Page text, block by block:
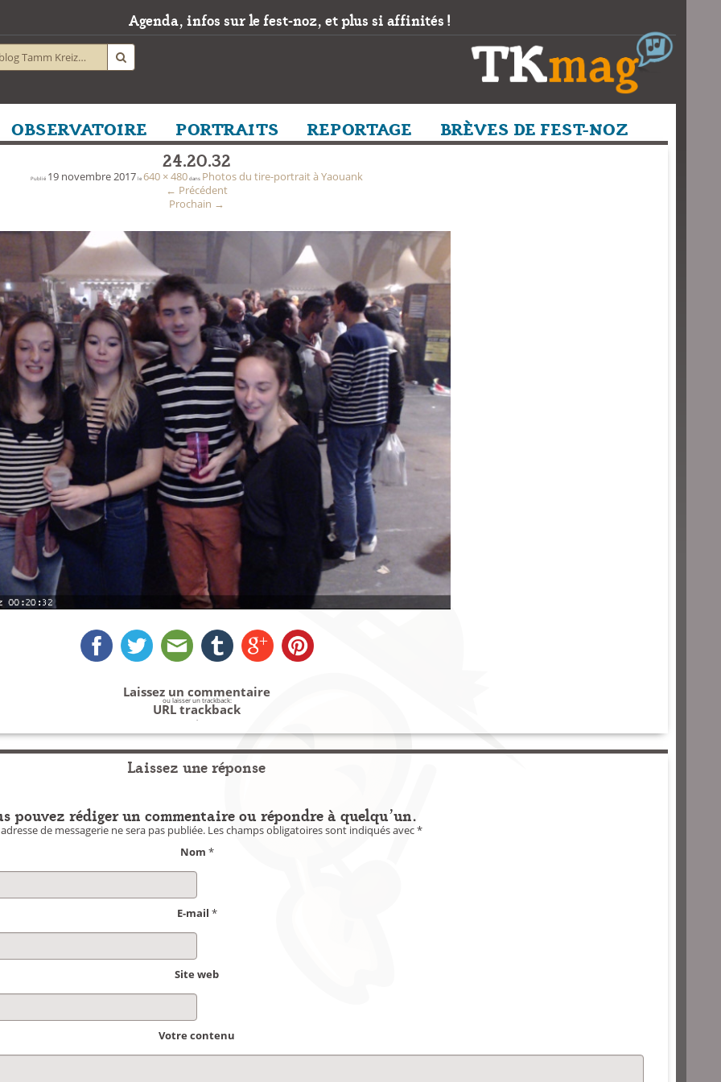
Agenda, infos sur le fest-noz, et plus si affinités !
OBSERVATOIRE PORTRAITS REPORTAGE BRÈVES DE FEST-NOZ
24.20.32
Publié 19 novembre 2017 le 640 × 480 dans Photos du tire-portrait à Yaouank
← Précédent
Prochain →
Laissez un commentaire
ou laisser un trackback:
URL trackback
.
Laissez une réponse
pouvez rédiger un commentaire ou répondre à quelqu'un.
de messagerie ne sera pas publiée.Les champs obligatoires sont indiqués avec*
Nom *
E-mail *
Site web
Votre contenu